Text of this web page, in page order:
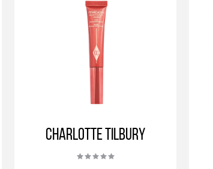
Charlotte Tilbury